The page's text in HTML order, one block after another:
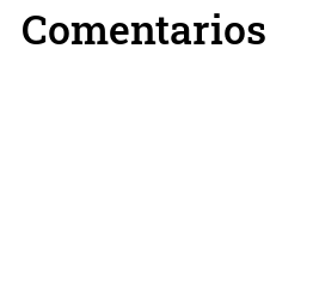
Comentarios